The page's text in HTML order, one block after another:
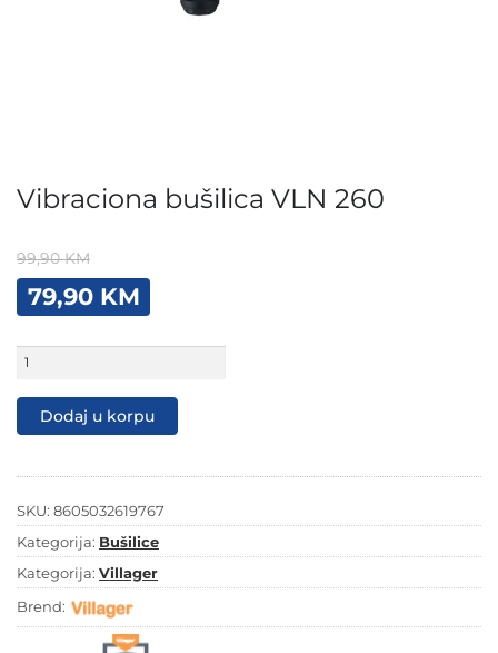
Vibraciona bušilica VLN 260
99,90KM
Original
price
99,90 KM.
79,90 KM
Current
price
Vibraciona
bušilica
260
količina
Dodaj u korpu
SKU: 8605032619767
Kategorija: Bušilice
Kategorija: Villager
Brend: